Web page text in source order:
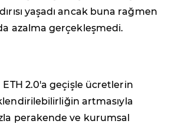
yaşadı ancak buna rağmen
azalma gerçekleşmedi.
ETH 2.0'a geçişle ücretlerin
artmasıyla
perakende ve kurumsal